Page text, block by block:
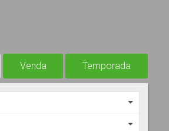
Venda Temporada